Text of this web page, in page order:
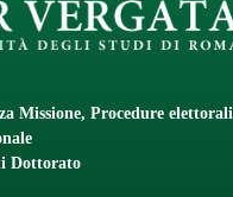
Missione, Procedure elettorali
Dottorato